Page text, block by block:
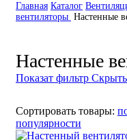
Главная Каталог
вентиляторы Настенные
Настенные
Показат фильтр
Сортировать товары:
популярности